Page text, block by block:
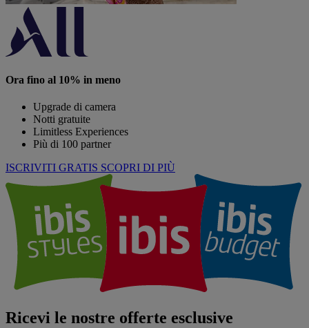
Ora fino al 10% in meno
Upgrade di camera
Notti gratuite
Limitless Experiences
Più di 100 partner
ISCRIVITI GRATIS SCOPRI DI PIÙ
Ricevi le nostre offerte esclusive